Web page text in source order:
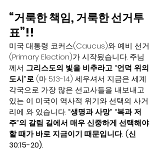
“거룩한 책임, 거룩한 선거투
표”!!
미국 대통령 코커스(Caucus)와 예비 선거
(Primary Election)가 시작됬습니다. 주님
께서 그리스도의 빛을 비추라고 “언덕 위의
도시”로 (마 5:13-14) 세우셔서 지금은 세계
각국으로 가장 많은 선교사들을 내보내고
있는 이 미국이 역사적 위기와 선택의 사거
리에 와 있습니다. “생명과 사망” “복과 저
주”의 갈림 길에서 매우 신중하게 선택해야
할 때가 바로 지금이기 때문입니다. (신
30:15-20).